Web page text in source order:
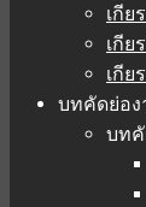
เกีย
เกีย
เกีย
บทคัดย่อง
บทคั